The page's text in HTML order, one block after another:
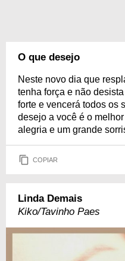
O que desejo
Neste novo dia que
tenha força e não
forte e vencerá todos os
desejo a você é o
alegria e um grande
COPIAR
Linda Demais
Kiko/Tavinho Paes